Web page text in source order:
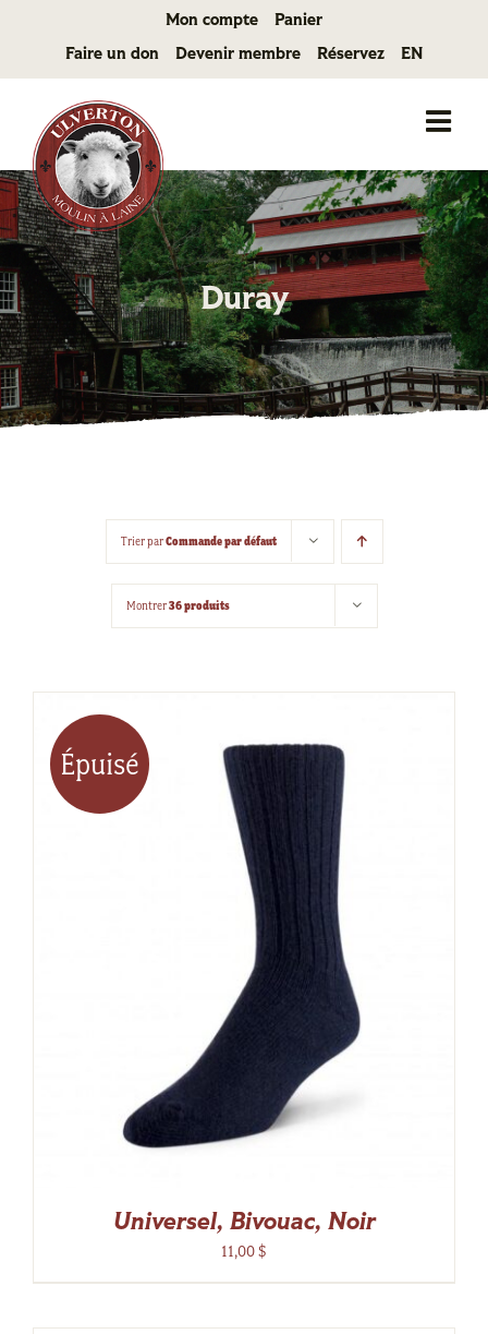
Mon compte Panier
Faire un don Devenir membre Réservez EN
Duray
Trier parCommande par défaut
Montrer36 produits
Épuisé
Universel, Bivouac, Noir
11,00$